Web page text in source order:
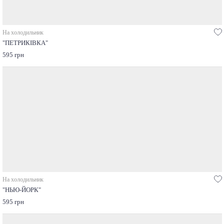
На холодильник
"ПЕТРИКІВКА"
595 грн
На холодильник
"НЬЮ-ЙОРК"
595 грн